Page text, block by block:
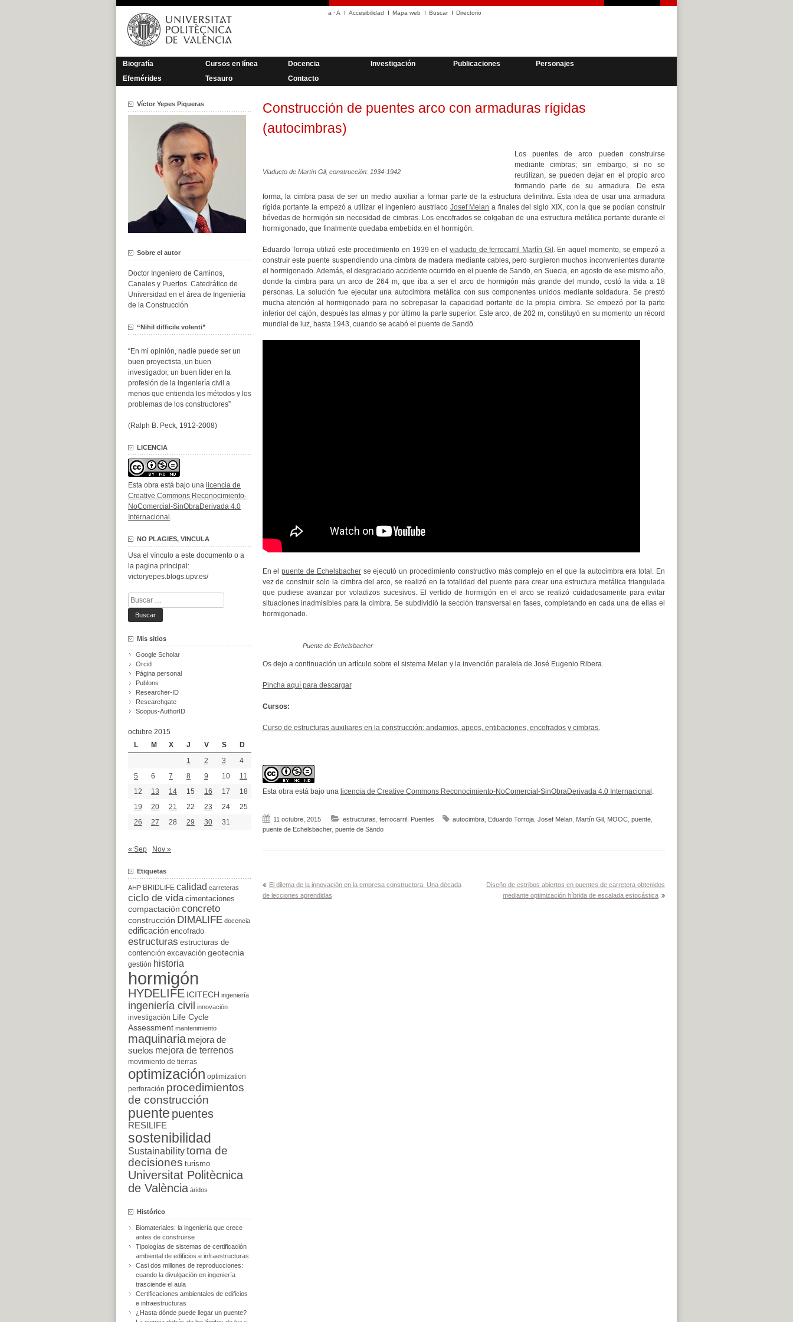
Saltar
contenido
a ·A Accesibilidad Mapa web Buscar Directorio
Biografía Cursos en línea Docencia Investigación Publicaciones
Personajes
Efemérides
Tesauro Contacto
Construcción de puentes arco con armaduras rígidas
(autocimbras)
Viaducto de Martín Gil, construcción: 1934-1942
Los puentes de arco pueden construirse
mediante cimbras; sin embargo, si no se
reutilizan, se pueden dejar en el propio arco
formando parte de su armadura. De esta
forma, la cimbra pasa de ser un medio auxiliar a formar parte de la estructura definitiva. Esta idea de usar una armadura
rígida portante la empezó a utilizar el ingeniero austriaco Josef Melan a finales del siglo XIX, con la que se podían construir
bóvedas de hormigón sin necesidad de cimbras. Los encofrados se colgaban de una estructura metálica portante durante el
hormigonado, que finalmente quedaba embebida en el hormigón.
Eduardo Torroja utilizó este procedimiento en 1939 en el viaducto de ferrocarril Martín Gil . En aquel momento, se empezó a
construir este puente suspendiendo una cimbra de madera mediante cables, pero surgieron muchos inconvenientes durante
el hormigonado. Además, el desgraciado accidente ocurrido en el puente de Sandö, en Suecia, en agosto de ese mismo año,
donde la cimbra para un arco de 264 m, que iba a ser el arco de hormigón más grande del mundo, costó la vida a 18
personas. La solución fue ejecutar una autocimbra metálica con sus componentes unidos mediante soldadura. Se prestó
mucha atención al hormigonado para no sobrepasar la capacidad portante de la propia cimbra. Se empezó por la parte
inferior del cajón, después las almas y por último la parte superior. Este arco, de 202 m, constituyó en su momento un récord
mundial de luz, hasta 1943, cuando se acabó el puente de Sandö.
En elpuente de Echelsbacherse ejecutó un procedimiento constructivo más complejo en el que la autocimbra era total. En
vez de construir solo la cimbra del arco, se realizó en la totalidad del puente para crear una estructura metálica triangulada
que pudiese avanzar por voladizos sucesivos. El vertido de hormigón en el arco se realizó cuidadosamente para evitar
situaciones inadmisibles para la cimbra. Se subdividió la sección transversal en fases, completando en cada una de ellas el
hormigonado.
Puente de Echelsbacher
Os dejo a continuación un artículo sobre el sistema Melan y la invención paralela de José Eugenio Ribera.
Pincha aquí para descargar
Cursos:
Curso de estructuras auxiliares en la construcción: andamios, apeos, entibaciones, encofrados y cimbras.
Esta obra está bajo una licencia de Creative Commons Reconocimiento-NoComercial-SinObraDerivada 4.0 Internacional .
11 octubre, 2015 estructuras ferrocarril Puentes autocimbra, Eduardo Torroja, Josef Melan, Martín Gil MOOC, puente,
puente de Echelsbacher, puente de Sändo
Navegación
de
El dilema de la innovación en la empresa constructora: Una década
de lecciones aprendidas
Diseño de estribos abiertos en puentes de carretera obtenidos
mediante optimización híbrida de escalada estocástica
Víctor Yepes Piqueras
Sobre el autor
Doctor Ingeniero de Caminos,
Canales y Puertos. Catedrático de
Universidad en el área de Ingeniería
de la Construcción
“Nihil difficile volenti”
“En mi opinión, nadie puede ser un
buen proyectista, un buen
investigador, un buen líder en la
profesión de la ingeniería civil a
menos que entienda los métodos y los
problemas de los constructores”
(Ralph B. Peck, 1912-2008)
LICENCIA
Esta obra está bajo una licencia de
Creative Commons Reconocimiento-
NoComercial-SinObraDerivada 4.0
Internacional .
NO PLAGIES, VINCULA
Usa el vínculo a este documento o a
la pagina principal:
victoryepes.blogs.upv.es/
Buscar:
Mis sitios
Google Scholar
Orcid
Página personal
Publons
Researcher-ID
Researchgate
Scopus-AuthorID
octubre 2015
L
M X J V S
D
1
2 3
4
5
6 7 8 9 10
11
12
13 14 15 16 17
18
19
20 21 22 23 24
25
26
27 28 29 30 31
« Sep Nov »
Etiquetas
AHP BRIDLIFE calidad carreteras
ciclo de vida cimentaciones
compactación concreto
construcción DIMALIFE docencia
edificación encofrado
estructuras estructuras de
contención excavación geotecnia
gestión historia
hormigón
HYDELIFE ICITECH ingeniería
ingeniería civil innovación
investigación
Life Cycle
Assessment mantenimiento
maquinaria mejora de
suelos mejora de terrenos
movimiento de tierras
optimización optimization
perforación procedimientos
de construcción
puente puentes
RESILIFE
sostenibilidad
Sustainabilitytoma de
decisiones turismo
Universitat Politècnica
de València áridos
Histórico
Biomateriales: la ingeniería que crece
antes de construirse
Tipologías de sistemas de certificación
ambiental de edificios e infraestructuras
Casi dos millones de reproducciones:
cuando la divulgación en ingeniería
trasciende el aula
Certificaciones ambientales de edificios
e infraestructuras
¿Hasta dónde puede llegar un puente?